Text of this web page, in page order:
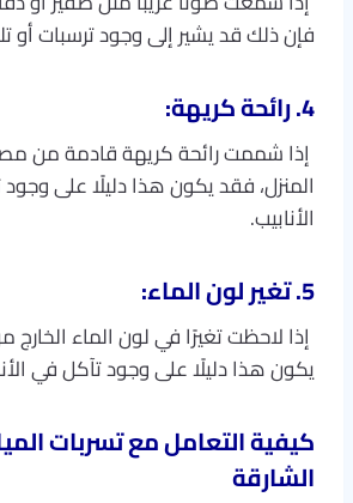
فإن ذلك قد يشير إلى وجود ترسبات أو
4. رائحة كريهة:
إذا شممت رائحة كريهة قادمة من
المنزل، فقد يكون هذا دليلًا على
الأنابيب.
5. تغير لون الماء:
إذا لاحظت تغيرًا في لون الماء الخارج
يكون هذا دليلًا على وجود تآكل في
كيفية التعامل مع تسربات
الشارقة